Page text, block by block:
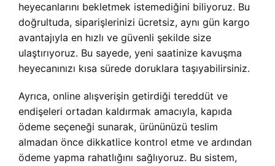
heyecanlarını bekletmek istemediğini biliyoruz. Bu
doğrultuda, siparişlerinizi ücretsiz, aynı gün kargo
avantajıyla en hızlı ve güvenli şekilde size
ulaştırıyoruz. Bu sayede, yeni saatinize kavuşma
heyecanınızı kısa sürede doruklara taşıyabilirsiniz.
Ayrıca, online alışverişin getirdiği tereddüt ve
endişeleri ortadan kaldırmak amacıyla, kapıda
ödeme seçeneği sunarak, ürününüzü teslim
almadan önce dikkatlice kontrol etme ve ardından
ödeme yapma rahatlığını sağlıyoruz. Bu sistem,